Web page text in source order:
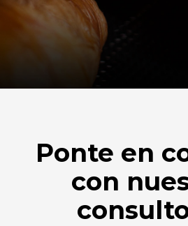
Ponte en
con